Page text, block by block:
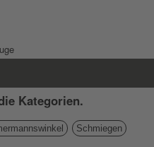
Kategorien.
Schmiegen